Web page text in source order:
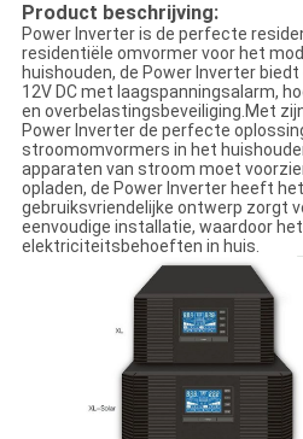
Product beschrijving:
Power Inverter is de perfecte
residentiële omvormer voor het
huishouden, de Power Inverter
12V DC met laagspanningsalarm,
en overbelastingsbeveiliging.Met
Power Inverter de perfecte
stroomomvormers in het
apparaten van stroom moet
opladen, de Power Inverter heeft
gebruiksvriendelijke ontwerp zorgt
eenvoudige installatie, waardoor
elektriciteitsbehoeften in huis.